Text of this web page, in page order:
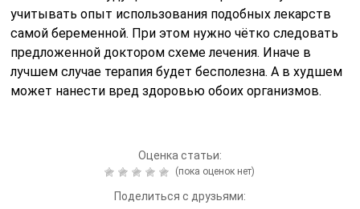
учитывать опыт использования подобных лекарств
самой беременной. При этом нужно чётко следовать
предложенной доктором схеме лечения. Иначе в
лучшем случае терапия будет бесполезна. А в худшем
может нанести вред здоровью обоих организмов.
Оценка статьи:
(пока оценок нет)
Поделиться с друзьями: